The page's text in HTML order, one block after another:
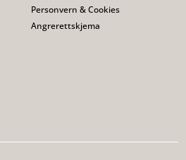
Personvern & Cookies
Angrerettskjema